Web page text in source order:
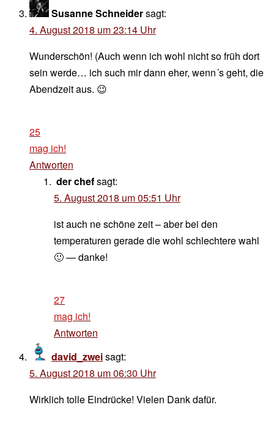
Susanne Schneidersagt:
4. August 2018 um 23:14 Uhr
Wunderschön! (Auch wenn ich wohl nicht so früh dort
sein werde… ich such mir dann eher, wenn´s geht, die
Abendzeit aus. 😉
25
mag ich!
Antworten
der chefsagt:
5. August 2018 um 05:51 Uhr
ist auch ne schöne zeit – aber bei den
temperaturen gerade die wohl schlechtere wahl
🙂 — danke!
27
mag ich!
Antworten
david_zweisagt:
5. August 2018 um 06:30 Uhr
Wirklich tolle Eindrücke! Vielen Dank dafür.